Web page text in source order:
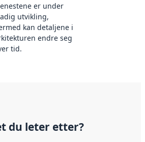
er under
utvikling,
kan detaljene i
endre seg
tid.
du leter etter?